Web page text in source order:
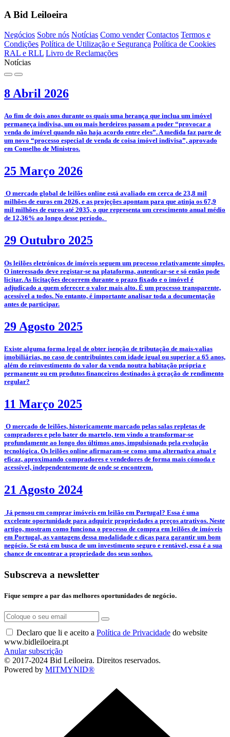
A Bid Leiloeira
Negócios Sobre nós Notícias Como vender Contactos Termos e
Condições Política de Utilização e Segurança Política de Cookies
RAL e RLL Livro de Reclamações
Notícias
8 Abril 2026
­Ao fim de dois anos durante os quais uma herança que inclua um imóvel
permaneça indivisa, um ou mais herdeiros passam a poder “provocar a
venda do imóvel quando não haja acordo entre eles”. A medida faz parte de
um novo “processo especial de venda de coisa imóvel indivisa”, aprovado
em Conselho de Ministros.
25 Março 2026
­­ O mercado global de leilões online está avaliado em cerca de 23,8 mil
milhões de euros em 2026, e as projeções apontam para que atinja os 67,9
mil milhões de euros até 2035, o que representa um crescimento anual médio
de 12,36% ao longo desse período.
29 Outubro 2025
­­Os leilões eletrónicos de imóveis seguem um processo relativamente simples.
O interessado deve registar-se na plataforma, autenticar-se e só então pode
licitar. As licitações decorrem durante o prazo fixado e o imóvel é
adjudicado a quem oferecer o valor mais alto. É um processo transparente,
acessível a todos. No entanto, é importante analisar toda a documentação
antes de participar.
29 Agosto 2025
­Existe alguma forma legal de obter isenção de tributação de mais-valias
imobiliárias, no caso de contribuintes com idade igual ou superior a 65 anos,
além do reinvestimento do valor da venda noutra habitação própria e
permanente ou em produtos financeiros destinados à geração de rendimento
regular?
11 Março 2025
­­­­ O mercado de leilões, historicamente marcado pelas salas repletas de
compradores e pelo bater do martelo, tem vindo a transformar-se
profundamente ao longo dos últimos anos, impulsionado pela evolução
tecnológica. Os leilões online afirmaram-se como uma alternativa atual e
eficaz, aproximando compradores e vendedores de forma mais cómoda e
acessível, independentemente de onde se encontrem.
21 Agosto 2024
­ Já pensou em comprar imóveis em leilão em Portugal? Essa é uma
excelente oportunidade para adquirir propriedades a preços atrativos. Neste
artigo, mostram como funciona o processo de compra em leilões de imóveis
em Portugal, as vantagens dessa modalidade e dicas para garantir um bom
negócio. Se está em busca de um investimento seguro e rentável, essa é a sua
chance de encontrar a propriedade dos seus sonhos.
Subscreva a newsletter
Fique sempre a par das melhores oportunidades de negócio.
Declaro que li e aceito a Política de Privacidade do website
www.bidleiloeira.pt
Anular subscrição
© 2017-2024 Bid Leiloeira. Direitos reservados.
Powered by MITMYNID®